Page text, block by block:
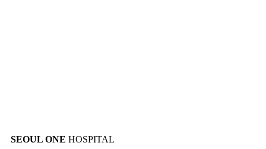
SEOUL ONE HOSPITAL